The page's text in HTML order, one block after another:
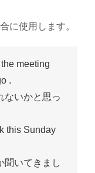
に使用します。
meeting
.
ないかと思っ
this Sunday
聞いてきまし